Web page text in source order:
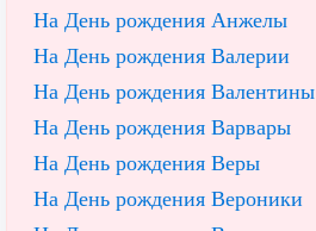
На День рождения Анжелы
На День рождения Валерии
На День рождения Валентины
На День рождения Варвары
На День рождения Веры
На День рождения Вероники